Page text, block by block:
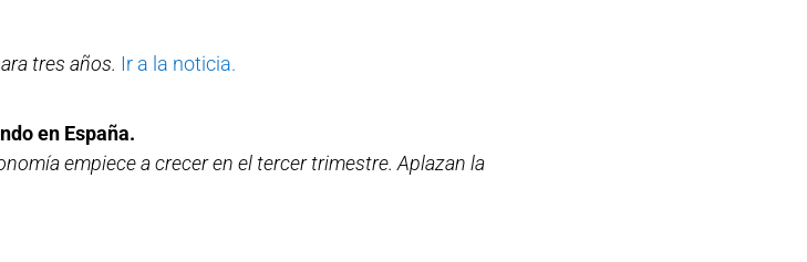
tres años. Ir a la noticia.
en España.
empiece a crecer en el tercer trimestre. Aplazan la